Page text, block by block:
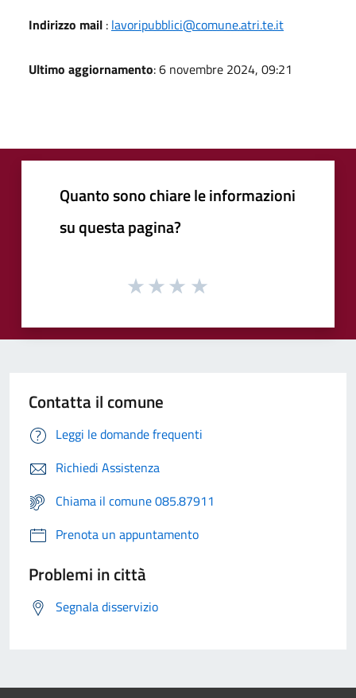
Indirizzo mail : lavoripubblici@comune.atri.te.it
Ultimo aggiornamento: 6 novembre 2024, 09:21
Quanto sono chiare le informazioni
su questa pagina?
Contatta il comune
Leggi le domande frequenti
Richiedi Assistenza
Chiama il comune 085.87911
Prenota un appuntamento
Problemi in città
Segnala disservizio